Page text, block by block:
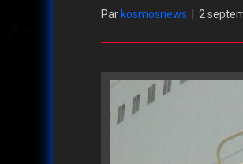
Par kosmosnews 2